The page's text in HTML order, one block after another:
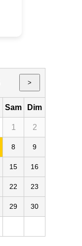
>
Sam Dim
1 2
8 9
15 16
22 23
29 30